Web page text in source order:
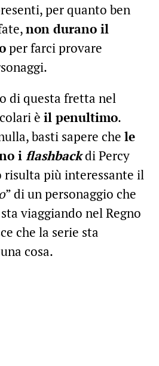
per quanto ben
non durano il
per farci provare
di questa fretta nel
è il penultimo.
basti sapere che le
i flashbackdi Percy
risulta più interessante il
” di un personaggio che
viaggiando nel Regno
che la serie sta
cosa.